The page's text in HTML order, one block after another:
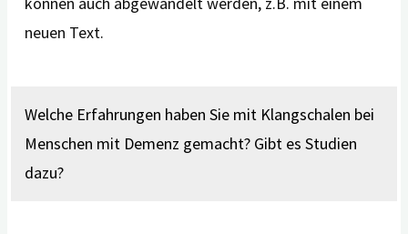
neuen Text.
Welche Erfahrungen haben Sie mit Klangschalen bei
Menschen mit Demenz gemacht? Gibt es Studien
dazu?